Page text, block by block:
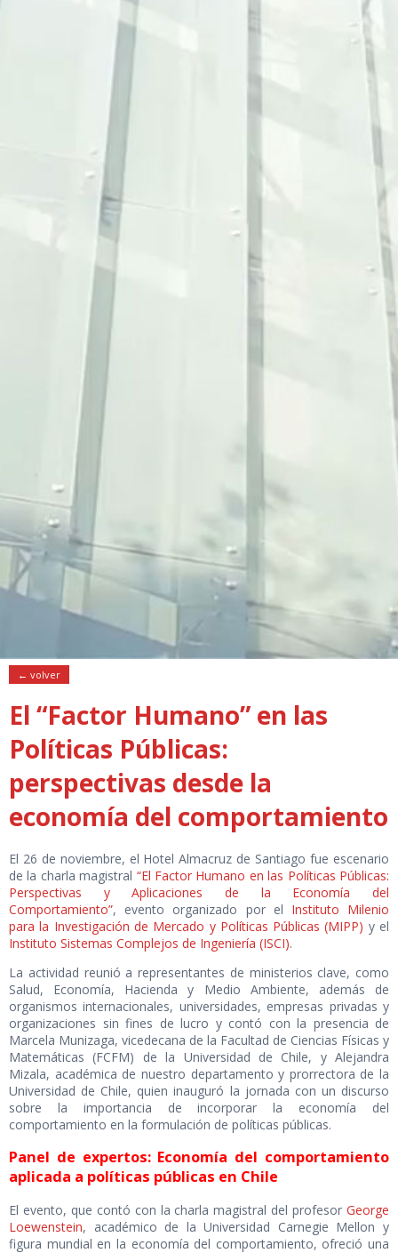
← volver
El “Factor Humano” en las
Políticas Públicas:
perspectivas desde la
economía del comportamiento
El 26 de noviembre, el Hotel Almacruz de Santiago fue escenario
de la charla magistral “El Factor Humano en las Políticas Públicas:
Perspectivas y Aplicaciones de la Economía del
Comportamiento”, evento organizado por el Instituto Milenio
para la Investigación de Mercado y Políticas Públicas (MIPP) y el
Instituto Sistemas Complejos de Ingeniería (ISCI).
La actividad reunió a representantes de ministerios clave, como
Salud, Economía, Hacienda y Medio Ambiente, además de
organismos internacionales, universidades, empresas privadas y
organizaciones sin fines de lucro y contó con la presencia de
Marcela Munizaga, vicedecana de la Facultad de Ciencias Físicas y
Matemáticas (FCFM) de la Universidad de Chile, y Alejandra
Mizala, académica de nuestro departamento y prorrectora de la
Universidad de Chile, quien inauguró la jornada con un discurso
sobre la importancia de incorporar la economía del
comportamiento en la formulación de políticas públicas.
Panel de expertos: Economía del comportamiento
aplicada a políticas públicas en Chile
El evento, que contó con la charla magistral del profesor George
Loewenstein, académico de la Universidad Carnegie Mellon y
figura mundial en la economía del comportamiento, ofreció una